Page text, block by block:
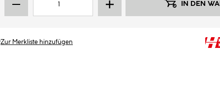
IN DEN
Zur Merkliste hinzufügen